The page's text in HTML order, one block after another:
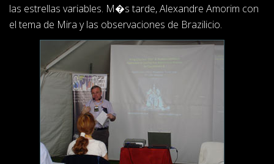
las estrellas variables. M�s tarde, Alexandre Amorim con
el tema de Mira y las observaciones de Brazilicio.